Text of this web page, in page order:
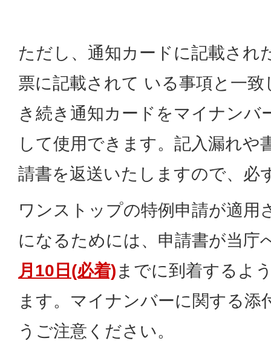
ただし、通知カードに記載され
票に記載されて いる事項と一
き続き通知カードをマイナンバ
して使用できます。記入漏れや
請書を返送いたしますので、必
ワンストップの特例申請が適用
になるためには、申請書が当庁
月10日(必着)までに到着するよ
ます。マイナンバーに関する添
うご注意ください。